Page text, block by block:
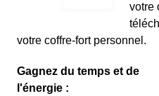
votre
votre coffre-fort personnel.
Gagnez du temps et de
l'énergie :